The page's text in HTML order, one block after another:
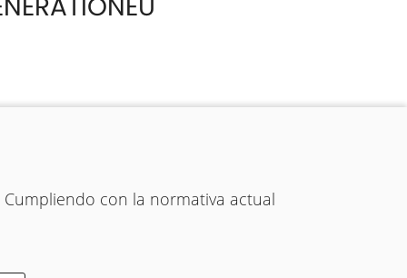
con la normativa actual